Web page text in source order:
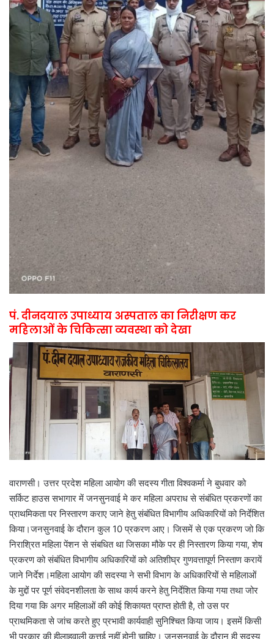
पं. दीनदयाल उपाध्याय अस्पताल का निरीक्षण कर
महिलाओं के चिकित्सा व्यवस्था को देखा
वाराणसी। उत्तर प्रदेश महिला आयोग की सदस्य गीता विश्वकर्मा ने बुधवार को
सर्किट हाउस सभागार में जनसुनवाई मे कर महिला अपराध से संबंधित प्रकरणों का
प्राथमिकता पर निस्तारण कराए जाने हेतु संबंधित विभागीय अधिकारियों को निर्देशित
किया।जनसुनवाई के दौरान कुल 10 प्रकरण आए। जिसमें से एक प्रकरण जो कि
निराश्रित महिला पेंशन से संबधित था जिसका मौके पर ही निस्तारण किया गया, शेष
प्रकरण को संबंधित विभागीय अधिकारियों को अतिशीघ्र गुणवत्तापूर्ण निस्ताण करायें
जाने निर्देश।महिला आयोग की सदस्या ने सभी विभाग के अधिकारियों से महिलाओं
के मुद्दों पर पूर्ण संवेदनशीलता के साथ कार्य करने हेतु निर्देशित किया गया तथा जोर
दिया गया कि अगर महिलाओं की कोई शिकायत प्राप्त होती है, तो उस पर
प्राथमिकता से जांच करते हुए प्रभावी कार्यवाही सुनिश्चित किया जाय। इसमें किसी
भी प्रकार की हीलाहवाली कत्तई नहीं होनी चाहिए। जनसुनवाई के दौरान ही सदस्य